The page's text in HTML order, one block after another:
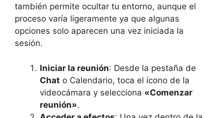
también permite ocultar tu entorno, aunque el
proceso varía ligeramente ya que algunas
opciones solo aparecen una vez iniciada la
sesión.
Iniciar la reunión: Desde la pestaña de
Chat o Calendario, toca el ícono de la
videocámara y selecciona «Comenzar
reunión».